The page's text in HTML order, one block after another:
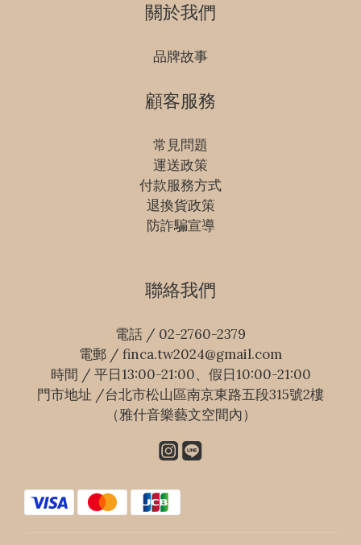
關於我們
品牌故事
顧客服務
常見問題
運送政策
付款服務方式
退換貨政策
防詐騙宣導
聯絡我們
電話 / 02-2760-2379
電郵 / finca.tw2024@gmail.com
時間 / 平日13:00-21:00、假日10:00-21:00
門市地址 /台北市松山區南京東路五段315號2樓
（雅什音樂藝文空間內）